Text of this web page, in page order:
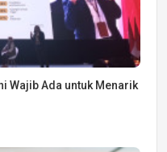
Wajib Ada untuk Menarik